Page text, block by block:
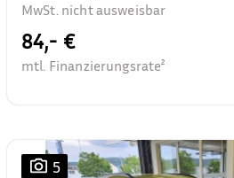
MwSt. nicht ausweisbar
84,- €
mtl. Finanzierungsrate²
5